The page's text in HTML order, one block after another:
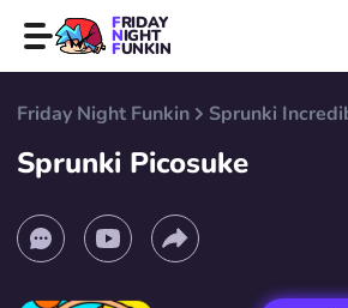
FRIDAY
NIGHT
FUNKIN
Friday Night Funkin Sprunki
Sprunki Picosuke